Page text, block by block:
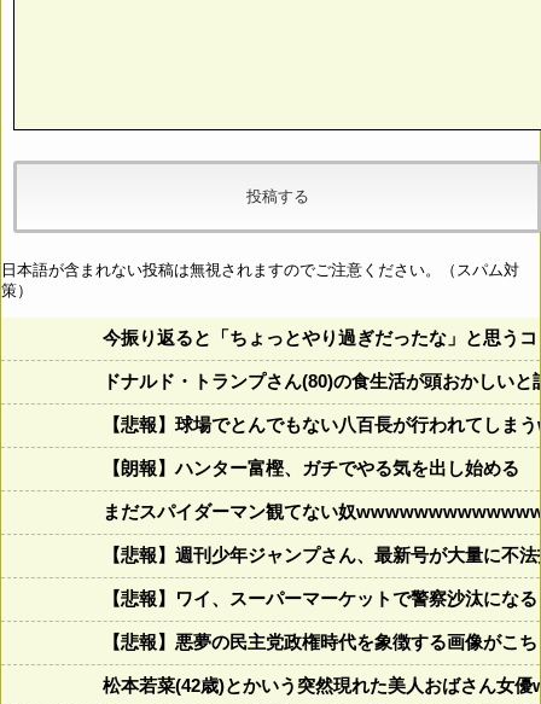
日本語が含まれない投稿は無視されますのでご注意ください。（スパム対
策）
今振り返ると「ちょっとやり過ぎだったな」と思う
ドナルド・トランプさん(80)の食生活が頭おかしい
【悲報】球場でとんでもない八百長が行われてし
【朗報】ハンター富樫、ガチでやる気を出し始める
まだスパイダーマン観てない奴
【悲報】週刊少年ジャンプさん、最新号が大量に不
【悲報】ワイ、スーパーマーケットで警察沙汰にな
【悲報】悪夢の民主党政権時代を象徴する画像がこ
松本若菜(42歳)とかいう突然現れた美人おばさん女優